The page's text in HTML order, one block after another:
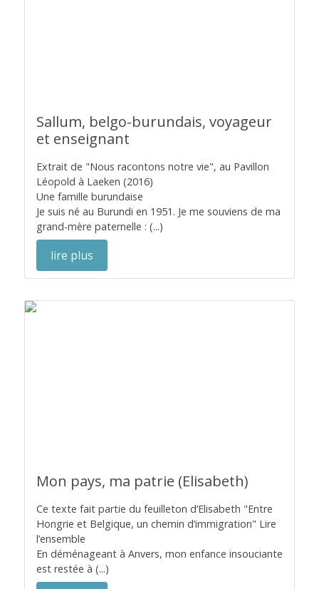
Sallum, belgo-burundais, voyageur
et enseignant
Extrait de "Nous racontons notre vie", au Pavillon
Léopold à Laeken (2016)
Une famille burundaise
Je suis né au Burundi en 1951. Je me souviens de ma
grand-mère paternelle : (...)
lire plus
Mon pays, ma patrie (Elisabeth)
Ce texte fait partie du feuilleton d’Elisabeth "Entre
Hongrie et Belgique, un chemin d’immigration" Lire
l’ensemble
En déménageant à Anvers, mon enfance insouciante
est restée à (...)